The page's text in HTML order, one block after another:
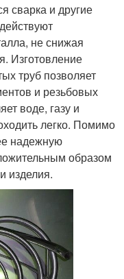
сварка и другие
не снижая
Изготовление
труб позволяет
и резьбовых
воде, газу и
легко. Помимо
надежную
образом
изделия.